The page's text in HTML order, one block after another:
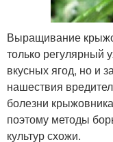
Выращивание
только регулярный
вкусных ягод, но и
нашествия
болезни
поэтому методы
культур схожи.